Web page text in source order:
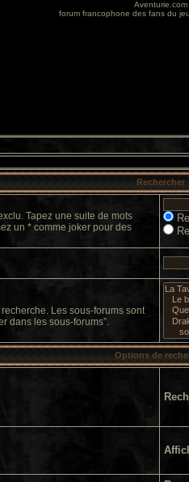
Aventurie.com
forum francophone des fans du
Rechercher
Tapez une suite de mots
un * comme joker pour des
Les sous-forums sont
dans les sous-forums”.
Options de